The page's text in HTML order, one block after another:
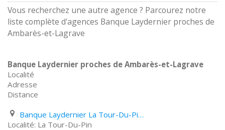
Vous recherchez une autre agence ? Parcourez notre
liste complète d'agences Banque Laydernier proches de
Ambarès-et-Lagrave
Banque Laydernier proches de Ambarès-et-Lagrave
Localité
Adresse
Distance
Banque Laydernier La Tour-Du-Pin 21, Rue de La République
La Tour-Du-Pin